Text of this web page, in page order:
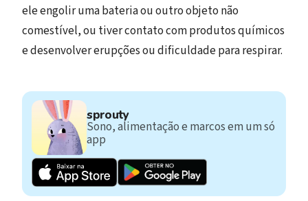
ele engolir uma bateria ou outro objeto não
comestível, ou tiver contato com produtos químicos
e desenvolver erupções ou dificuldade para respirar.
sprouty
Sono, alimentação e marcos em um só
app